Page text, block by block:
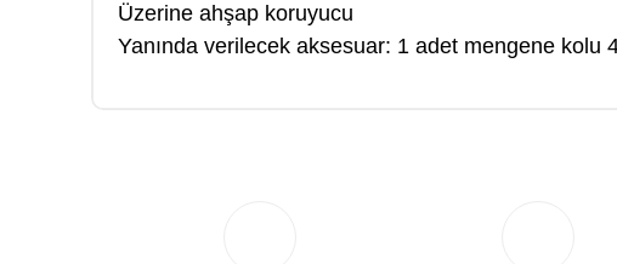
Üzerine ahşap koruyucu
Yanında verilecek aksesuar: 1 adet mengene kolu